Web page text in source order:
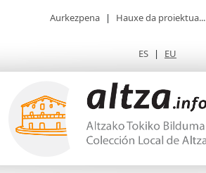
Aurkezpena | Hauxe da proiektua...
ES | EU